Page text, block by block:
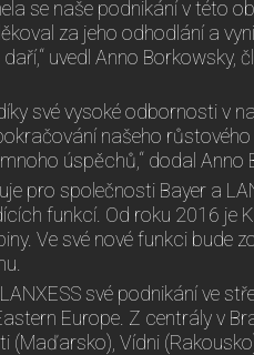
se naše podnikání v této
za jeho odhodlání a
uvedl Anno
své vysoké odbornosti v
našeho
úspěchů,“ dodal Anno
pro společnosti Bayer a
funkcí. Od roku 2016 je
Ve své nové funkci bude
své podnikání ve
Europe. Z centrály v
(Maďarsko), Vídni